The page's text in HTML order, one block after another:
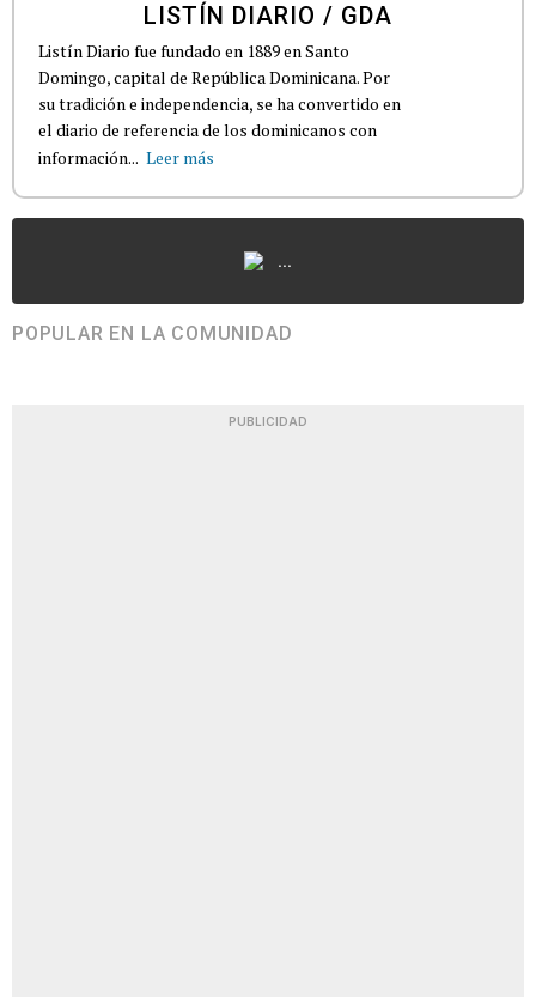
LISTÍN DIARIO / GDA
Listín Diario fue fundado en 1889 en Santo
Domingo, capital de República Dominicana. Por
su tradición e independencia, se ha convertido en
el diario de referencia de los dominicanos con
información... Leer más
...
POPULAR EN LA COMUNIDAD
PUBLICIDAD